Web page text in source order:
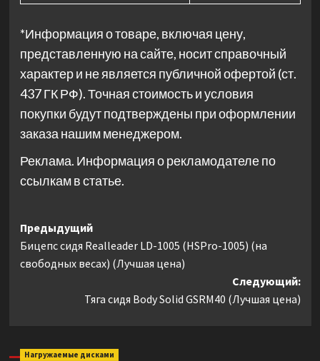
*Информация о товаре, включая цену,
представленную на сайте, носит справочный
характер и не является публичной офертой (ст.
437 ГК РФ). Точная стоимость и условия
покупки будут подтверждены при оформлении
заказа нашим менеджером.
Реклама. Информация о рекламодателе по
ссылкам в статье.
Навигация
записи
Предыдущий
Бицепс сидя Realleader LD-1005 (HSPro-1005) (на
свободных весах) (Лучшая цена)
Следующий:
Тяга сидя Body Solid GSRM40 (Лучшая цена)
Нагружаемые дисками